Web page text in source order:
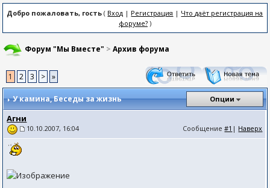
Добро пожаловать, гость ( Вход | Регистрация | Что даёт регистрация на
форуме?)
Форум "Мы Вместе" >Архив форума
1 2 3 > »
У камина, Беседы за жизнь Опции
Агни
10.10.2007, 16:04 Сообщение#1 | Наверх